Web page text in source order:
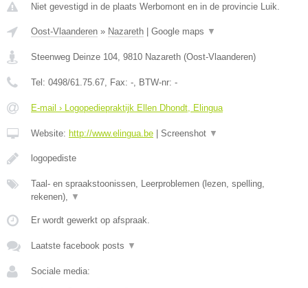
Niet gevestigd in de plaats Werbomont en in de provincie Luik.
Oost-Vlaanderen » Nazareth Google maps ▼
Steenweg Deinze 104, 9810 Nazareth (Oost-Vlaanderen)
Tel: 0498/61.75.67, Fax: -, BTW-nr: -
E-mail › Logopediepraktijk Ellen Dhondt, Elingua
Website: http://www.elingua.be Screenshot ▼
logopediste
Taal- en spraakstoonissen, Leerproblemen (lezen, spelling,
rekenen), ▼
Er wordt gewerkt op afspraak.
Laatste facebook posts ▼
Sociale media: